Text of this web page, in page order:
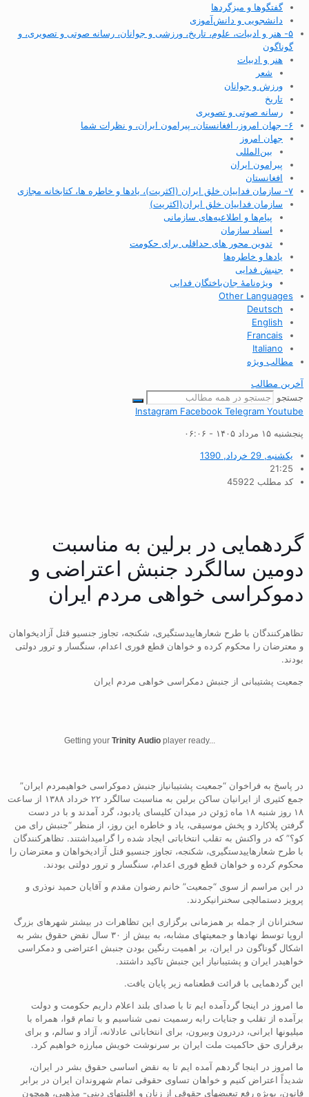
گفتگوها و میزگردها
دانشجویی و دانش‌آموزی
۵- هنر و ادبیات، علوم، تاریخ، ورزشی و جوانان، رسانه صوتی و تصویری، و
گوناگون
هنر و ادبیات
شعر
ورزش و جوانان
تاریخ
رسانه صوتی و تصویری
۶- جهان امروز، افغانستان، پیرامون ایران، و نظرات شما
جهان امروز
بین‌المللی
پیرامون ایران
افغانستان
۷- سازمان فداییان خلق ایران (اکثریت)، یادها و خاطره ها، کتابخانه مجازی
سازمان فداییان خلق ایران(اکثریت)
پیام‌ها و اطلاعیه‌های سازمانی
اسناد سازمان
تدوین محور های حداقلی برای حکومت
یادها و خاطره‌ها
جنبش فدایی
ویژه‌نامهٔ جان‌باختگان فدایی
Other Languages
Deutsch
English
Francais
Italiano
مطالب ویژه
آخرین مطالب
جستجو
Instagram Facebook Telegram Youtube
پنجشنبه ۱۵ مرداد ۱۴۰۵ - ۰۶:۰۶
یکشنبه, 29 خرداد, 1390
21:25
کد مطلب 45922
گردهمایی در برلین به مناسبت
دومین سالگرد جنبش اعتراضی و
دموکراسی خواهی مردم ایران
تظاهرکنندگان با طرح شعارهاییدستگیری، شکنجه، تجاوز جنسیو قتل آزادیخواهان
و معترضان را محکوم کرده و خواهان قطع فوری اعدام، سنگسار و ترور دولتی
بودند.
جمعیت پشتیبانی از جنبش دمکراسی خواهی مردم ایران
Getting your Trinity Audio player ready...
در پاسخ به فراخوان “جمعیت پشتیبانیاز جنبش دموکراسی خواهیمردم ایران”
جمع کثیری از ایرانیان ساکن برلین به مناسبت سالگرد ۲۲ خرداد ۱۳۸۸ از ساعت
۱۸ روز شنبه ۱۸ ماه ژوئن در میدان کلیسای یادبود، گرد آمدند و با در دست
گرفتن پلاکارد و پخش موسیقی، یاد و خاطره این روز، از منظر “جنبش رای من
کو؟” که در واکنش به تقلب انتخاباتی ایجاد شده را گرامیداشتند. تظاهرکنندگان
با طرح شعارهاییدستگیری، شکنجه، تجاوز جنسیو قتل آزادیخواهان و معترضان را
محکوم کرده و خواهان قطع فوری اعدام، سنگسار و ترور دولتی بودند.
در این مراسم از سوی “جمعیت” خانم رضوان مقدم و آقایان حمید نوذری و
پرویز دستمالچی سخنرانیکردند.
سخنرانان از جمله بر همزمانی برگزاری این تظاهرات در بیشتر شهرهای بزرگ
اروپا توسط نهادها و جمعیتهای مشابه، به بیش از ۳۰ سال نقض حقوق بشر به
اشکال گوناگون در ایران، بر اهمیت رنگین بودن جنبش اعتراضی و دمکراسی
خواهیدر ایران و پشتیبانیاز این جنبش تاکید داشتند.
این گردهمایی با قرائت قطعنامه زیر پایان یافت.
ما امروز در اینجا گردآمده ایم تا با صدای بلند اعلام داریم حکومت و دولت
برآمده از تقلب و جنایات رابه رسمیت نمی شناسیم و با تمام قوا، همراه با
میلیونها ایرانی، دردرون وبیرون، برای انتخاباتی عادلانه، آزاد و سالم، و برای
برقراری حق حاکمیت ملت ایران بر سرنوشت خویش مبارزه خواهیم کرد.
ما امروز در اینجا گردهم آمده ایم تا به نقض اساسی حقوق بشر در ایران،
شدیداً اعتراض کنیم و خواهان تساوی حقوقی تمام شهروندان ایران در برابر
قانون، بویژه رفع تبعیضهای حقوقی از زنان و اقلیتهای دینی- مذهبی، همچون